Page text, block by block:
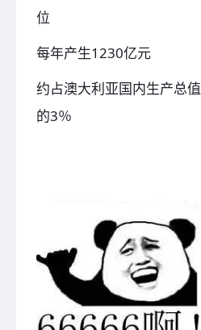
位
每年产生1230亿元
约占澳大利亚国内生产总值
的3％